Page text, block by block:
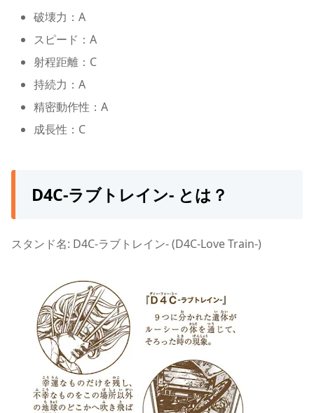
破壊力：A
スピード：A
射程距離：C
持続力：A
精密動作性：A
成長性：C
D4C-ラブトレイン- とは？
スタンド名: D4C-ラブトレイン- (D4C-Love Train-)